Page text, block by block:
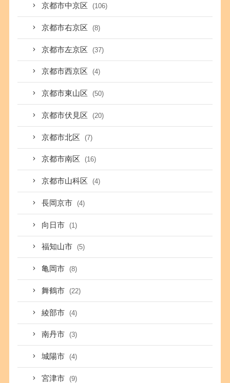
京都市中京区 (106)
京都市右京区 (8)
京都市左京区 (37)
京都市西京区 (4)
京都市東山区 (50)
京都市伏見区 (20)
京都市北区 (7)
京都市南区 (16)
京都市山科区 (4)
長岡京市 (4)
向日市 (1)
福知山市 (5)
亀岡市 (8)
舞鶴市 (22)
綾部市 (4)
南丹市 (3)
城陽市 (4)
宮津市 (9)